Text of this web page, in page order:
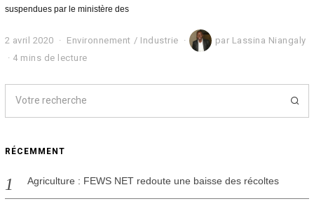
suspendues par le ministère des
2 avril 2020
a
v
l
2
0
Environnement / Industrie par Lassina Niangaly
4 mins de lecture
RÉCEMMENT
Agriculture : FEWS NET redoute une baisse des récoltes